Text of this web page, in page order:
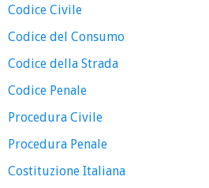
Codice Civile
Codice del Consumo
Codice della Strada
Codice Penale
Procedura Civile
Procedura Penale
Costituzione Italiana